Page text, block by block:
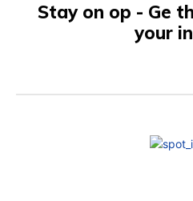
Stay on op - Ge
your